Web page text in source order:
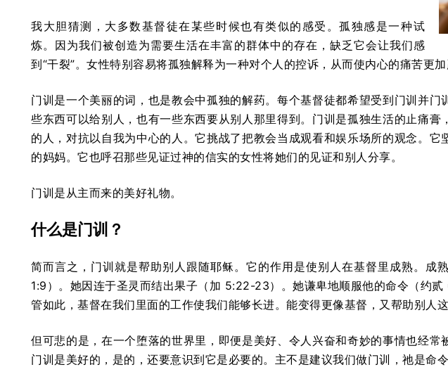
我大胆猜测，大多数基督徒在某些时候也有类似的感受。孤独感是一种试
炼。因为我们被创造为需要生活在丰富的群体中的存在，缺乏它会让我们感
到“干裂”。女性特别容易将孤独解释为一种对个人的控诉，从而使内心的痛苦更加
门训是一个美丽的词，也是教会中孤独的解药。每个基督徒都希望受到门训并
些东西可以给别人，也有一些东西要从别人那里得到。门训是孤独生活的止痛
的人，对抗以自我为中心的人。它挑战了把教会当成观看和娱乐场所的观念。
的妈妈。它也呼召那些见证过神的信实的女性将她们的见证和别人分享。
门训是从主而来的美好礼物。
什么是门训？
简而言之，门训就是帮助别人跟随耶稣。它的作用是使别人在基督里成熟。成
1:9）。她因连于圣灵而结出果子（加 5:22-23）。她谦卑地顺服他的命令（约
管如此，基督在我们里面的工作使我们能够长进。能变得更像基督，又帮助别人
但可悲的是，在一个堕落的世界里，即便是美好、令人兴奋和奇妙的事情也经常
门训是美好的，是的，还要意识到它是必要的。主不是建议我们做门训，祂是命